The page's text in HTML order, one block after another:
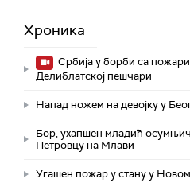
Хроника
Србија у борби са
Делиблатској пешчари
Напад ножем на девојку у
Бор, ухапшен младић
Петровцу на Млави
Угашен пожар у стану у